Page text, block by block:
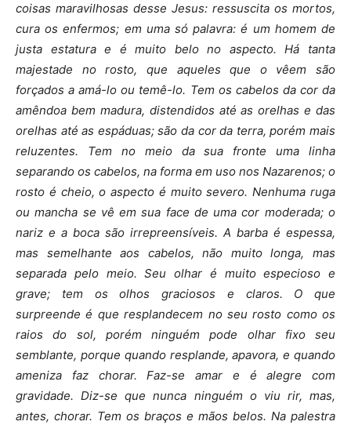
coisas maravilhosas desse Jesus: ressuscita os mortos,
cura os enfermos; em uma só palavra: é um homem de
justa estatura e é muito belo no aspecto. Há tanta
majestade no rosto, que aqueles que o vêem são
forçados a amá-lo ou temê-lo. Tem os cabelos da cor da
amêndoa bem madura, distendidos até as orelhas e das
orelhas até as espáduas; são da cor da terra, porém mais
reluzentes. Tem no meio da sua fronte uma linha
separando os cabelos, na forma em uso nos Nazarenos; o
rosto é cheio, o aspecto é muito severo. Nenhuma ruga
ou mancha se vê em sua face de uma cor moderada; o
nariz e a boca são irrepreensíveis. A barba é espessa,
mas semelhante aos cabelos, não muito longa, mas
separada pelo meio. Seu olhar é muito especioso e
grave; tem os olhos graciosos e claros. O que
surpreende é que resplandecem no seu rosto como os
raios do sol, porém ninguém pode olhar fixo seu
semblante, porque quando resplande, apavora, e quando
ameniza faz chorar. Faz-se amar e é alegre com
gravidade. Diz-se que nunca ninguém o viu rir, mas,
antes, chorar. Tem os braços e mãos belos. Na palestra